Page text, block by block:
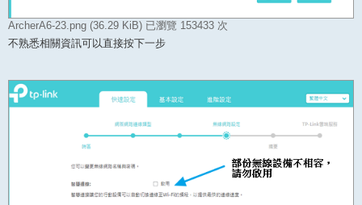
ArcherA6-23.png (36.29 KiB) 已瀏覽 153433 次
不熟悉相關資訊可以直接按下一步